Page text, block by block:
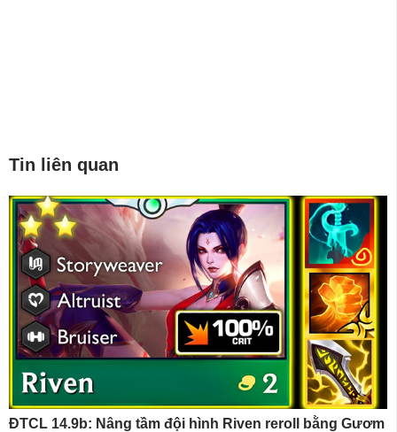
Tin liên quan
ĐTCL 14.9b: Nâng tầm đội hình Riven reroll bằng Gươm